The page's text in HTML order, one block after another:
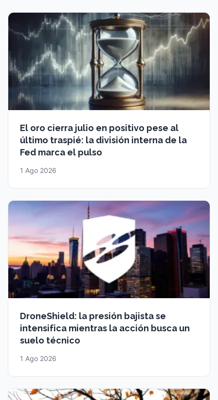
El oro cierra julio en positivo pese al
último traspié: la división interna de la
Fed marca el pulso
1 Ago 2026
DroneShield: la presión bajista se
intensifica mientras la acción busca un
suelo técnico
1 Ago 2026